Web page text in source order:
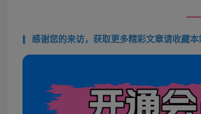
感谢您的来访，获取更多精彩文章请收藏本